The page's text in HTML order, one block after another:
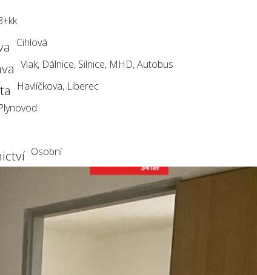
Cihlová
Vlak, Dálnice, Silnice, MHD, Autobus
Havlíčkova, Liberec
Osobní